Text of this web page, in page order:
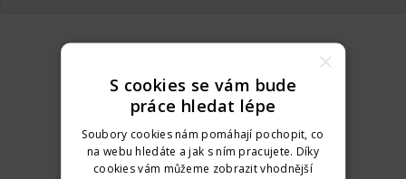
×
S cookies se vám bude
práce hledat lépe
Soubory cookies nám pomáhají pochopit, co
na webu hledáte a jak s ním pracujete. Díky
cookies vám můžeme zobrazit vhodnější